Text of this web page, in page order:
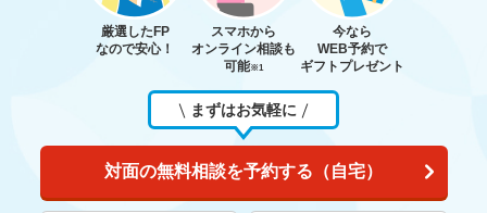
厳選したFP
なので安心！
スマホから
オンライン相談も
可能※1
今なら
WEB予約で
ギフトプレゼント
まずはお気軽に
対面の無料相談を予約する（自宅）